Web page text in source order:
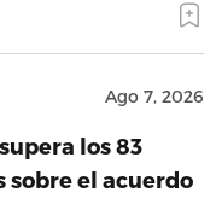
Ago 7, 2026
los 83
sobre el acuerdo